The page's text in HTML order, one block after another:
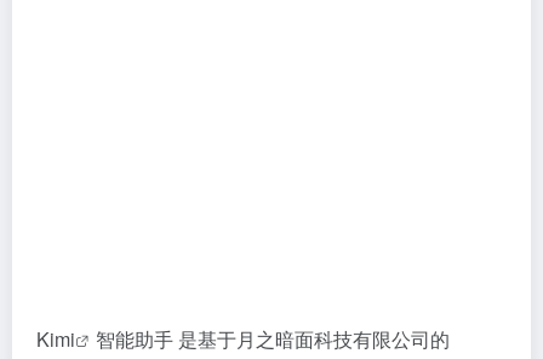
Kimi
智能助手 是基于月之暗面科技有限公司的